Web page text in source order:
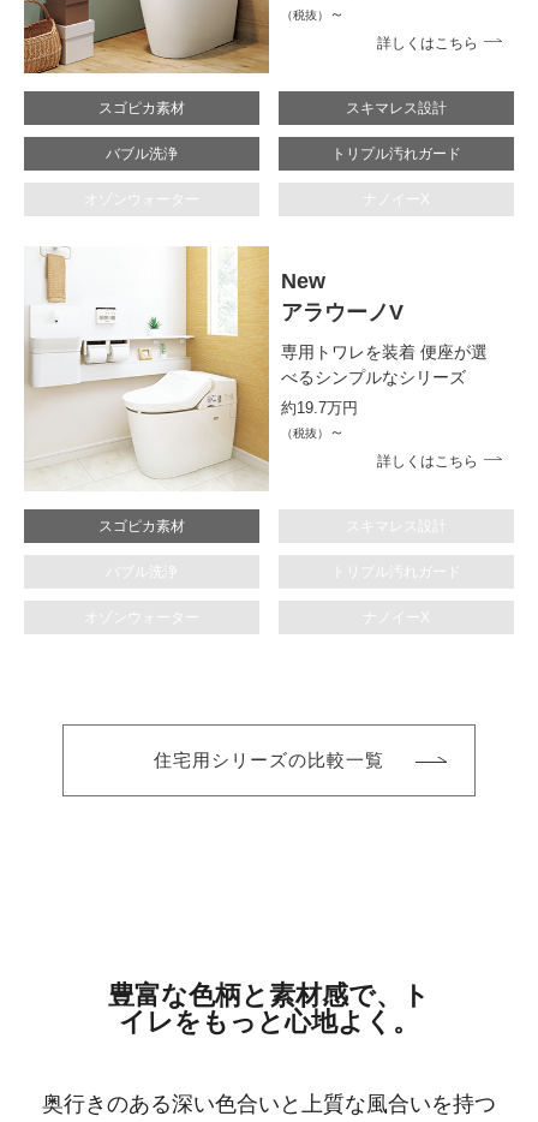
（税抜） ～
詳しくはこちら
スゴピカ素材 スキマレス設計
バブル洗浄 トリプル汚れガード
オゾンウォーター ナノイーX
New
アラウーノV
専用トワレを装着 便座が選
べるシンプルなシリーズ
約19.7万円
（税抜） ～
詳しくはこちら
スゴピカ素材 スキマレス設計
バブル洗浄 トリプル汚れガード
オゾンウォーター ナノイーX
住宅用シリーズの比較一覧
豊富な色柄と素材感で、ト
イレをもっと心地よく。
奥行きのある深い色合いと上質な風合いを持つ